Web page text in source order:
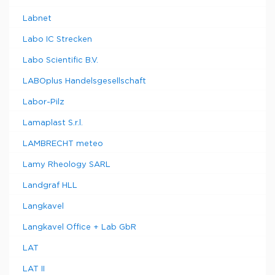
Labnet
Labo IC Strecken
Labo Scientific B.V.
LABOplus Handelsgesellschaft
Labor-Pilz
Lamaplast S.r.l.
LAMBRECHT meteo
Lamy Rheology SARL
Landgraf HLL
Langkavel
Langkavel Office + Lab GbR
LAT
LAT II